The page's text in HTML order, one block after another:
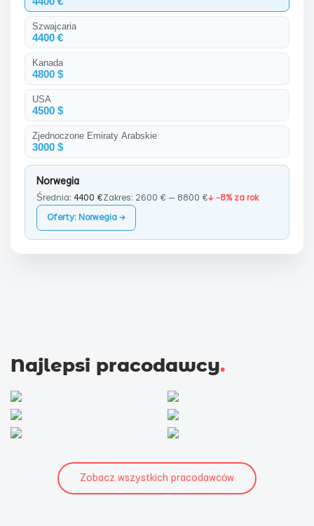
Szwajcaria
4400 €
Kanada
4800 $
USA
4500 $
Zjednoczone Emiraty Arabskie
3000 $
Norwegia
Średnia: 4400 €Zakres: 2600 € — 8800 €↓ -8% za rok
Oferty: Norwegia →
Najlepsi pracodawcy.
Zobacz wszystkich pracodawców